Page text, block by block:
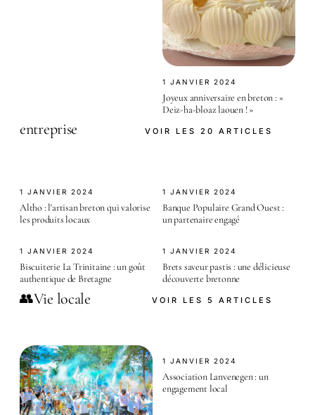
1 JANVIER 2024
Joyeux anniversaire en breton : «
Deiz-ha-bloaz laouen ! »
entreprise VOIR LES 20 ARTICLES
1 JANVIER 2024
Altho : l'artisan breton qui valorise
les produits locaux
1 JANVIER 2024
Banque Populaire Grand Ouest :
un partenaire engagé
1 JANVIER 2024
Biscuiterie La Trinitaine : un goût
authentique de Bretagne
1 JANVIER 2024
Brets saveur pastis : une délicieuse
découverte bretonne
👥Vie locale VOIR LES 5 ARTICLES
1 JANVIER 2024
Association Lanvenegen : un
engagement local